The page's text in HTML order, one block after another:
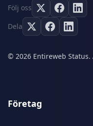
Följ oss
Dela
© 2026 Entireweb
Företag